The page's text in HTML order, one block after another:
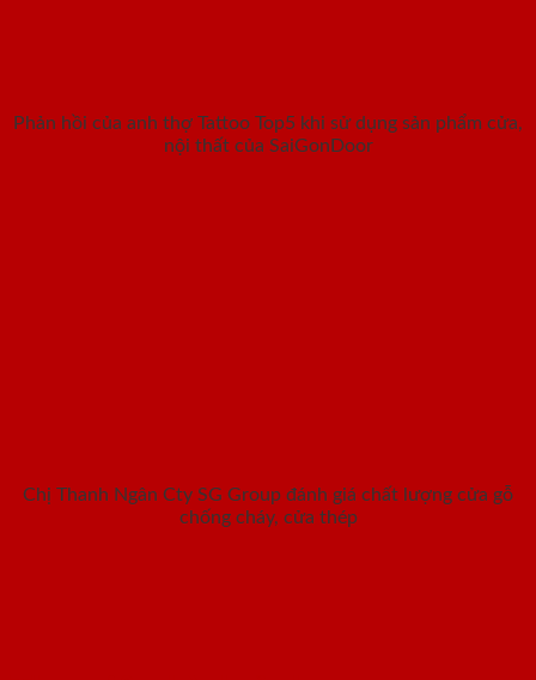
Phản hồi của anh thợ Tattoo Top5 khi sử dụng sản phẩm cửa,
nội thất của SaiGonDoor
Chị Thanh Ngân Cty SG Group đánh giá chất lượng cửa gỗ
chống cháy, cửa thép